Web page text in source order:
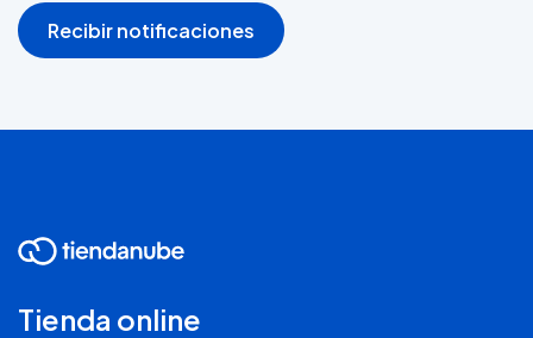
Recibir notificaciones
Tienda online